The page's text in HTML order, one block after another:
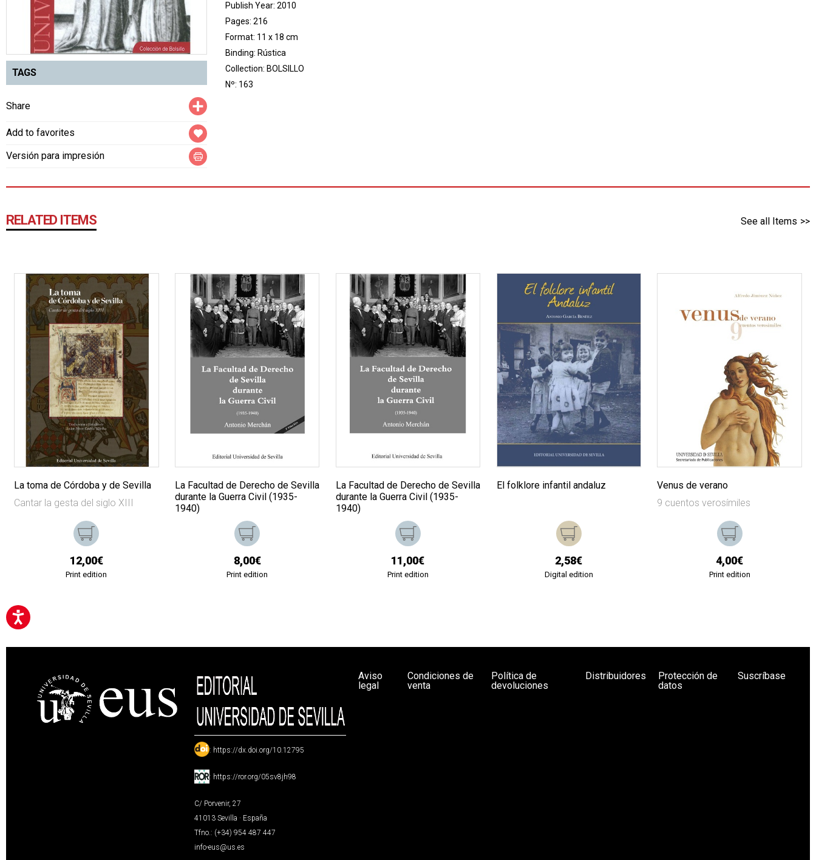
TAGS
Share
Add to favorites
Versión para impresión
Publish Year: 2010
Pages: 216
Format: 11 x 18 cm
Binding: Rústica
Collection: BOLSILLO
Nº: 163
RELATED ITEMS See all Items
La toma de Córdoba y de Sevilla
Cantar la gesta del siglo XIII
12,00€
Print edition
La Facultad de Derecho de Sevilla
durante la Guerra Civil (1935-
1940)
8,00€
Print edition
La Facultad de Derecho de Sevilla
durante la Guerra Civil (1935-
1940)
11,00€
Print edition
El folklore infantil andaluz
2,58€
Digital edition
Venus de verano
9 cuentos verosímiles
4,00€
Print edition
: https://dx.doi.org/10.12795
: https://ror.org/05sv8jh98
C/ Porvenir, 27
41013 Sevilla · España
Tfno.: (+34) 954 487 447
info-eus@us.es
Aviso
legal
Condiciones de
venta
Política de
devoluciones
Distribuidores
Protección de
datos
Suscríbase